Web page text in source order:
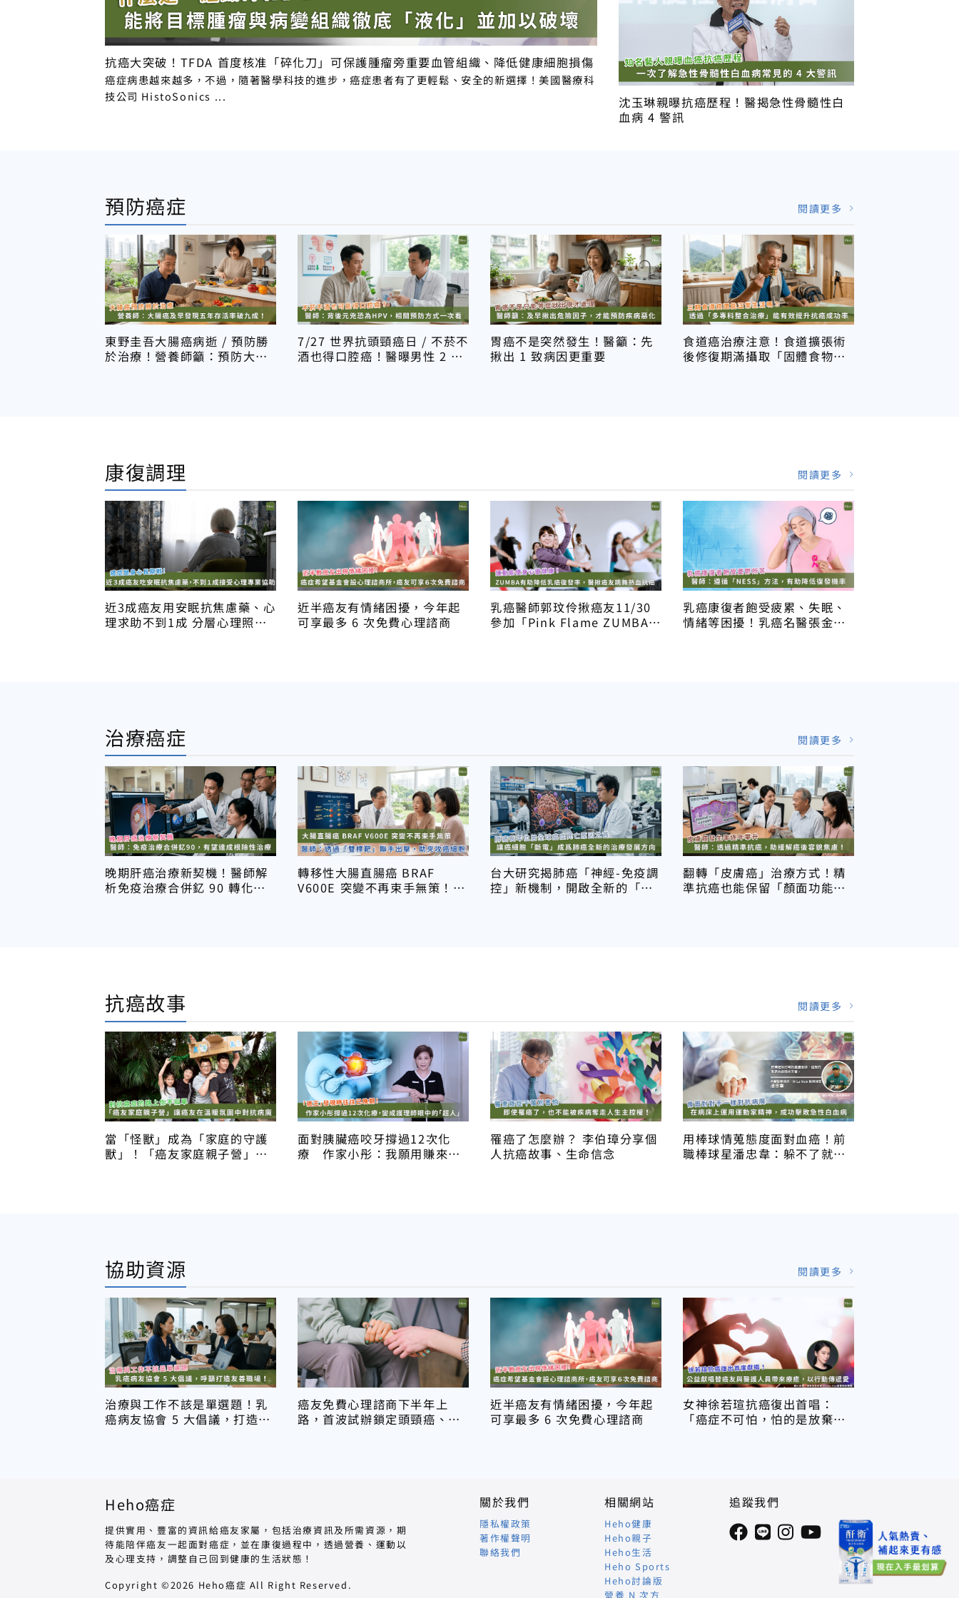
抗癌大突破！TFDA 首度核准「碎化刀」可保護腫瘤旁重要血管組織、降低健康細胞損傷
癌症病患越來越多，不過，隨著醫學科技的進步，癌症患者有了更輕鬆、安全的新選擇！美國醫療科
技公司 HistoSonics ...
沈玉琳親曝抗癌歷程！醫揭急性骨髓性白
血病 4 警訊
預防癌症 閱讀更多
東野圭吾大腸癌病逝 / 預防勝
於治療！營養師籲：預防大腸
7/27 世界抗頭頸癌日 / 不菸不
酒也得口腔癌！醫曝男性 2 大
胃癌不是突然發生！醫籲：先
揪出 1 致病因更重要
食道癌治療注意！食道擴張術
後修復期滿攝取「固體食物」
康復調理 閱讀更多
近3成癌友用安眠抗焦慮藥、心
理求助不到1成 分層心理照護
近半癌友有情緒困擾，今年起
可享最多 6 次免費心理諮商
乳癌醫師郭玟伶揪癌友11/30
參加「Pink Flame ZUMBA
乳癌康復者飽受疲累、失眠、
情緒等困擾！乳癌名醫張金堅
治療癌症 閱讀更多
晚期肝癌治療新契機！醫師解
析免疫治療合併釔 90 轉化切
轉移性大腸直腸癌 BRAF
V600E 突變不再束手無策！雙
台大研究揭肺癌「神經-免疫調
控」新機制，開啟全新的「斷
翻轉「皮膚癌」治療方式！精
準抗癌也能保留「顏面功能」
抗癌故事 閱讀更多
當「怪獸」成為「家庭的守護
獸」！「癌友家庭親子營」以
面對胰臟癌咬牙撐過12次化
療 作家小彤：我願用賺來的
罹癌了怎麼辦？ 李伯璋分享個
人抗癌故事、生命信念
用棒球情蒐態度面對血癌！前
職棒球星潘忠韋：躲不了就正
協助資源 閱讀更多
治療與工作不該是單選題！乳
癌病友協會 5 大倡議，打造友
癌友免費心理諮商下半年上
路，首波試辦鎖定頭頸癌、肺
近半癌友有情緒困擾，今年起
可享最多 6 次免費心理諮商
女神徐若瑄抗癌復出首唱：
「癌症不可怕，怕的是放棄自
Heho癌症
提供實用、豐富的資訊給癌友家屬，包括治療資訊及所需資源，期
待能陪伴癌友一起面對癌症，並在康復過程中，透過營養、運動以
及心理支持，調整自己回到健康的生活狀態！
Copyright ©2026 Heho癌症 All Right Reserved.
關於我們
隱私權政策
著作權聲明
聯絡我們
相關網站
Heho健康
Heho親子
Heho生活
Heho Sports
Heho討論版
營養 N 次方
追蹤我們